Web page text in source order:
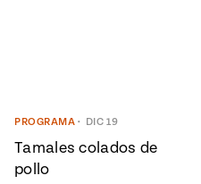
PROGRAMA • DIC 19
Tamales colados de
pollo